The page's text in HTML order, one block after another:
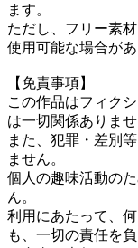
ます。
ただし、フリー素
使用可能な場合があ
【免責事項】
この作品はフィク
は一切関係ありませ
また、犯罪・差別
ません。
個人の趣味活動の
ん。
利用にあたって、
も、一切の責任を負